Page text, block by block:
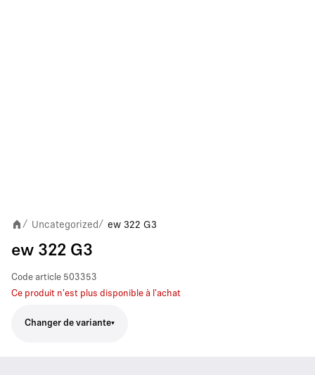
/ Uncategorized/ ew 322 G3
ew 322 G3
Code article 503353
Ce produit n'est plus disponible à l'achat
Changer de variante